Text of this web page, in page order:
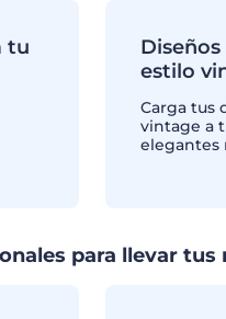
tu
estilo
Carga tus
vintage a
elegantes
para llevar